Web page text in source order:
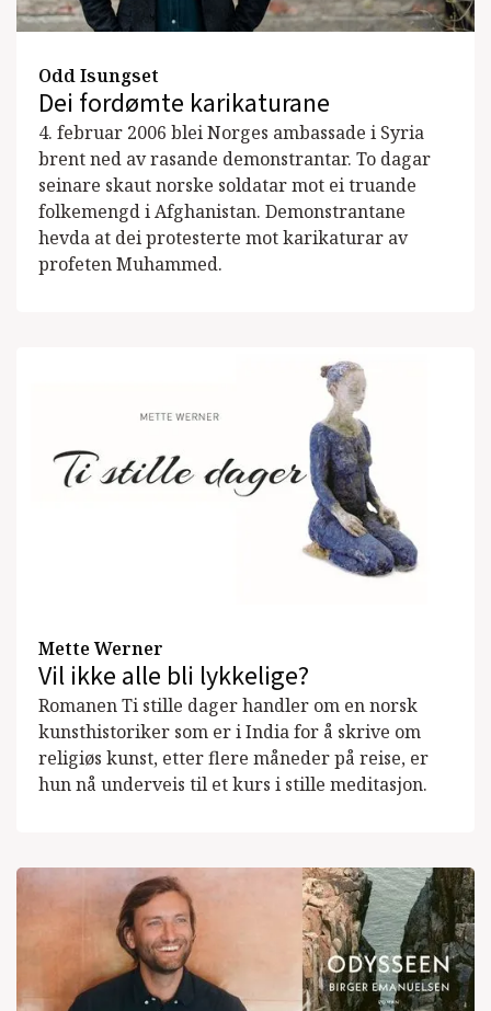
Odd Isungset
Dei fordømte karikaturane
4. februar 2006 blei Norges ambassade i Syria
brent ned av rasande demonstrantar. To dagar
seinare skaut norske soldatar mot ei truande
folkemengd i Afghanistan. Demonstrantane
hevda at dei protesterte mot karikaturar av
profeten Muhammed.
Mette Werner
Vil ikke alle bli lykkelige?
Romanen Ti stille dager handler om en norsk
kunsthistoriker som er i India for å skrive om
religiøs kunst, etter flere måneder på reise, er
hun nå underveis til et kurs i stille meditasjon.